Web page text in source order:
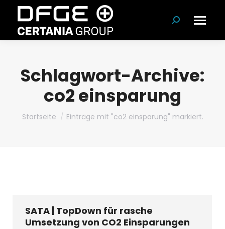
Suchen:
Schlagwort-Archive:
co2 einsparung
Du bist hier:
Startseite Einträge mit "co2 einsparung" markiert.
SATA | TopDown für rasche
Umsetzung von CO2 Einsparungen